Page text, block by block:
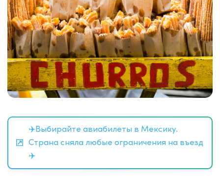
✈️Выбирайте авиабилеты в Мексику.
Страна сняла любые ограничения на въезд
✈️